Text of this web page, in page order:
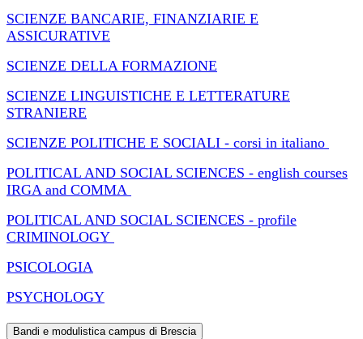
SCIENZE BANCARIE, FINANZIARIE E
ASSICURATIVE
SCIENZE DELLA FORMAZIONE
SCIENZE LINGUISTICHE E LETTERATURE
STRANIERE
SCIENZE POLITICHE E SOCIALI - corsi in italiano
POLITICAL AND SOCIAL SCIENCES - english courses
IRGA and COMMA
POLITICAL AND SOCIAL SCIENCES - profile
CRIMINOLOGY
PSICOLOGIA
PSYCHOLOGY
Bandi e modulistica campus di Brescia